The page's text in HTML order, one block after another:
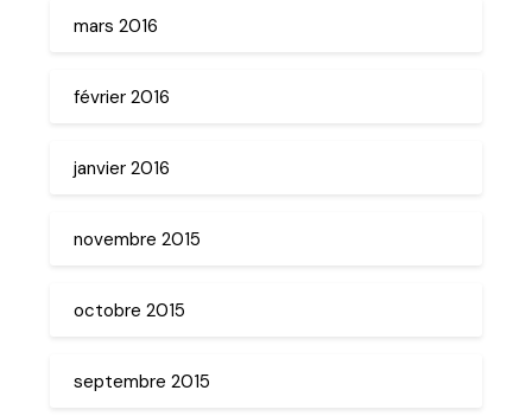
mars 2016
février 2016
janvier 2016
novembre 2015
octobre 2015
septembre 2015